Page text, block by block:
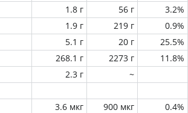
1.8 г 56 г 3.2%
1.9 г 219 г 0.9%
5.1 г 20 г 25.5%
268.1 г 2273 г 11.8%
2.3 г ~
3.6 мкг 900 мкг 0.4%